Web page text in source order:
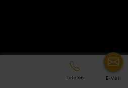
Telefon E-Mail